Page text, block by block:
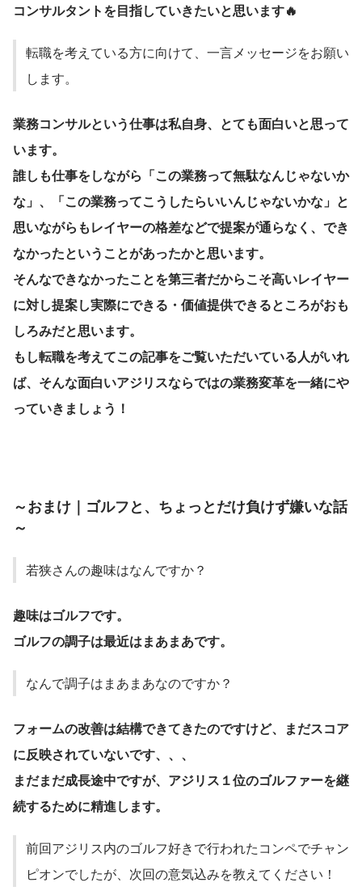
コンサルタントを目指していきたいと思います🔥
転職を考えている方に向けて、一言メッセージをお願い
します。
業務コンサルという仕事は私自身、とても面白いと思って
います。
誰しも仕事をしながら「この業務って無駄なんじゃないか
な」、「この業務ってこうしたらいいんじゃないかな」と
思いながらもレイヤーの格差などで提案が通らなく、でき
なかったということがあったかと思います。
そんなできなかったことを第三者だからこそ高いレイヤー
に対し提案し実際にできる・価値提供できるところがおも
しろみだと思います。
もし転職を考えてこの記事をご覧いただいている人がいれ
ば、そんな面白いアジリスならではの業務変革を一緒にや
っていきましょう！
～おまけ｜ゴルフと、ちょっとだけ負けず嫌いな話
～
若狭さんの趣味はなんですか？
趣味はゴルフです。
ゴルフの調子は最近はまあまあです。
なんで調子はまあまあなのですか？
フォームの改善は結構できてきたのですけど、まだスコア
に反映されていないです、、、
まだまだ成長途中ですが、アジリス１位のゴルファーを継
続するために精進します。
前回アジリス内のゴルフ好きで行われたコンペでチャン
ピオンでしたが、次回の意気込みを教えてください！